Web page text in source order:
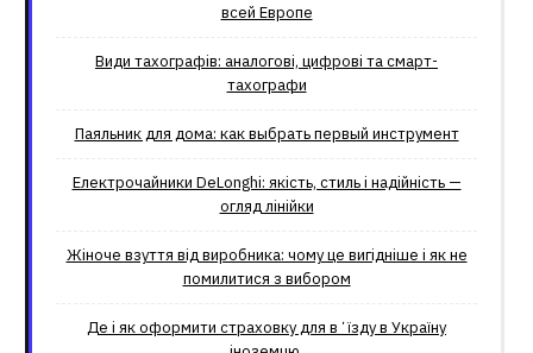
всей Европе
Види тахографів: аналогові, цифрові та смарт-
тахографи
Паяльник для дома: как выбрать первый инструмент
Електрочайники DeLonghi: якість, стиль і надійність —
огляд лінійки
Жіноче взуття від виробника: чому це вигідніше і як не
помилитися з вибором
Де і як оформити страховку для вʼїзду в Україну